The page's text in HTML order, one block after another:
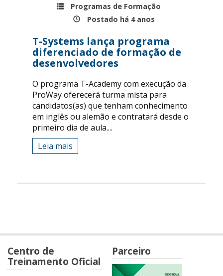
Programas de Formação
Postado há 4 anos
T-Systems lança programa
diferenciado de formação de
desenvolvedores
O programa T-Academy com execução da
ProWay oferecerá turma mista para
candidatos(as) que tenham conhecimento
em inglês ou alemão e contratará desde o
primeiro dia de aula....
Leia mais
Centro de
Treinamento Oficial
Parceiro